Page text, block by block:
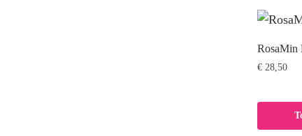
RosaMin
€28,50